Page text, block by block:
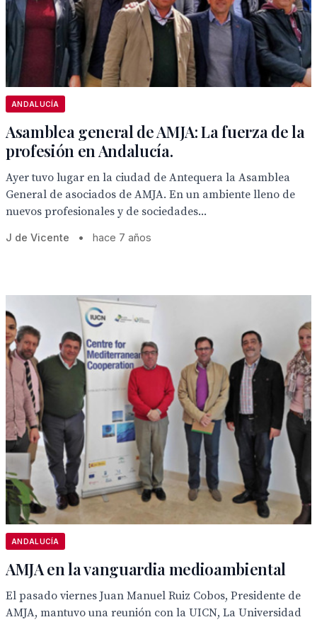
ANDALUCÍA
Asamblea general de AMJA: La fuerza de la
profesión en Andalucía.
Ayer tuvo lugar en la ciudad de Antequera la Asamblea
General de asociados de AMJA. En un ambiente lleno de
nuevos profesionales y de sociedades...
J de Vicente • hace 7 años
ANDALUCÍA
AMJA en la vanguardia medioambiental
El pasado viernes Juan Manuel Ruiz Cobos, Presidente de
AMJA, mantuvo una reunión con la UICN, La Universidad